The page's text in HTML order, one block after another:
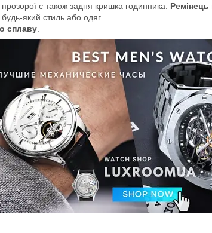
є також задня кришка годинника. Ремінець
який стиль або одяг.
сплаву